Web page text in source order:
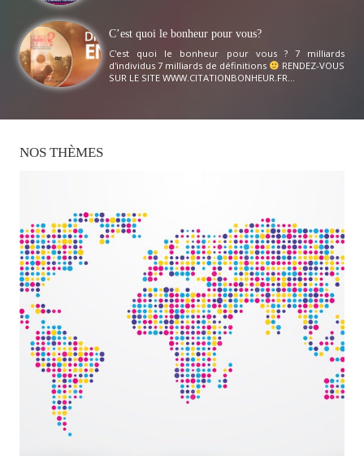
C’est quoi le bonheur pour vous?
C'est quoi le bonheur pour vous ? 7 milliards
d'individus 7 milliards de définitions
RENDEZ-VOUS
SUR LE SITE WWW.CITATIONBONHEUR.FR...
NOS THÈMES